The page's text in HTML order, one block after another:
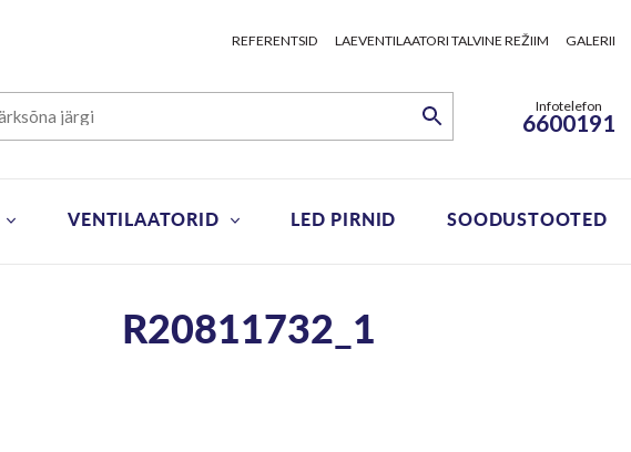
REFERENTSID LAEVENTILAATORI TALVINE REŽIIM GALERII
Infotelefon
6600191
VENTILAATORID LED PIRNID SOODUSTOOTED
R20811732_1